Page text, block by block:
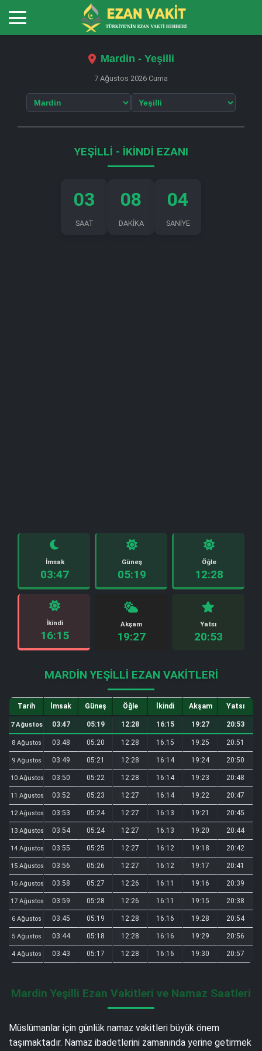
Mardin - Yeşilli
7 Ağustos 2026 Cuma
YEŞILLI - İKINDI EZANI
03
SAAT
08
DAKİKA
04
SANİYE
İmsak
03:47
Güneş
05:19
Öğle
12:28
İkindi
16:15
Akşam
19:27
Yatsı
20:53
MARDIN YEŞILLI EZAN VAKITLERI
Tarih İmsak Güneş Öğle İkindi Akşam Yatsı
7 Ağustos 03:47 05:19 12:28 16:15 19:27 20:53
8 Ağustos 03:48 05:20 12:28 16:15 19:25 20:51
9 Ağustos 03:49 05:21 12:28 16:14 19:24 20:50
10 Ağustos 03:50 05:22 12:28 16:14 19:23 20:48
11 Ağustos 03:52 05:23 12:27 16:14 19:22 20:47
12 Ağustos 03:53 05:24 12:27 16:13 19:21 20:45
13 Ağustos 03:54 05:24 12:27 16:13 19:20 20:44
14 Ağustos 03:55 05:25 12:27 16:12 19:18 20:42
15 Ağustos 03:56 05:26 12:27 16:12 19:17 20:41
16 Ağustos 03:58 05:27 12:26 16:11 19:16 20:39
17 Ağustos 03:59 05:28 12:26 16:11 19:15 20:38
6 Ağustos 03:45 05:19 12:28 16:16 19:28 20:54
5 Ağustos 03:44 05:18 12:28 16:16 19:29 20:56
4 Ağustos 03:43 05:17 12:28 16:16 19:30 20:57
Mardin Yeşilli Ezan Vakitleri ve Namaz Saatleri
Müslümanlar için günlük namaz vakitleri büyük önem
taşımaktadır. Namaz ibadetlerini zamanında yerine getirmek